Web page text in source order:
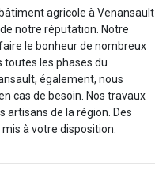
agricole à Venansault
notre réputation. Notre
le bonheur de nombreux
toutes les phases du
également, nous
cas de besoin. Nos travaux
artisans de la région. Des
à votre disposition.